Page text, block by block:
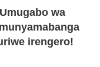
wa
irengero!